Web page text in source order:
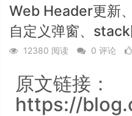
Web Header更新
自定义弹窗、
12380 阅读 0 评论
原文链接：
https://